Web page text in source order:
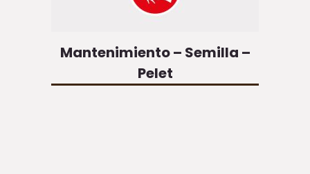
Mantenimiento – Semilla –
Pelet